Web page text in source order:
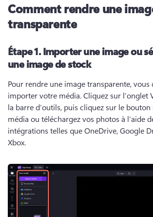
Comment rendre une
transparente
Étape 1.Importer une image ou
une image de stock
Pour rendre une image transparente, vous
importer votre média. Cliquez sur l’onglet
la barre d’outils, puis cliquez sur le
média ou téléchargez vos photos à l’aide
intégrations telles que OneDrive, Google
Xbox.